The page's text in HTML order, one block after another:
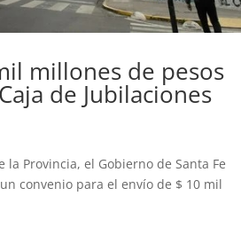
millones de pesos
de Jubilaciones
Provincia, el Gobierno de Santa Fe
convenio para el envío de $ 10 mil